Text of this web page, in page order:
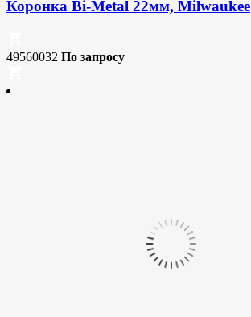
Коронка Bi-Metal 22мм, Milwaukee
49560032 По запросу